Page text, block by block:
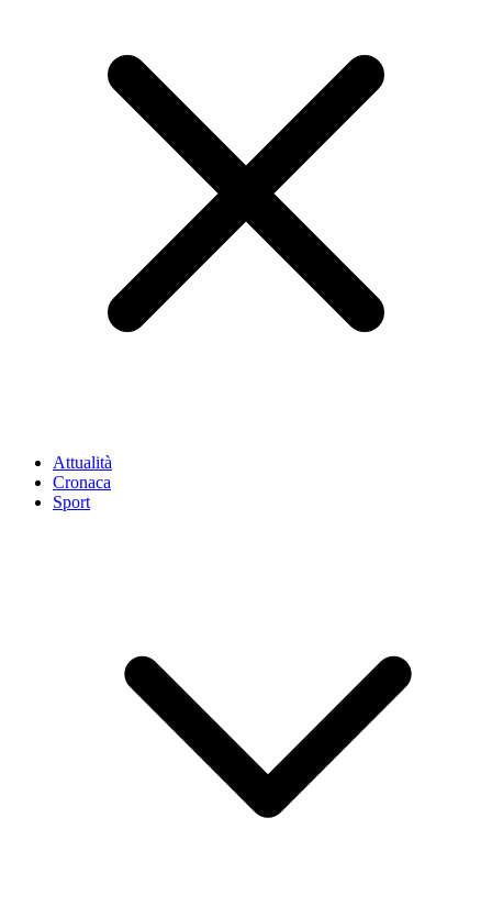
Attualità
Cronaca
Sport